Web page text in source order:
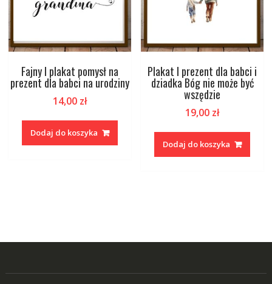
Fajny I plakat pomysł na
prezent dla babci na urodziny
14,00 zł
Dodaj do koszyka
Plakat I prezent dla babci i
dziadka Bóg nie może być
wszędzie
19,00 zł
Dodaj do koszyka